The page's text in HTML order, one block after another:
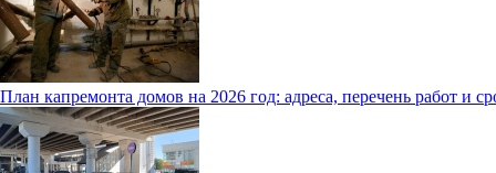
План капремонта домов на 2026 год: адреса, перечень работ и